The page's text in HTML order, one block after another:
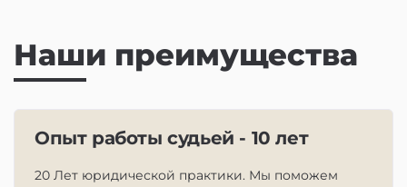
Наши преимущества
Опыт работы судьей - 10 лет
20 Лет юридической практики. Мы поможем